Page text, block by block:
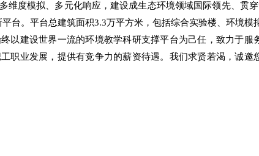
维度模拟、多元化响应，建设成生态环境领域国际领先、贯
台。平台总建筑面积3.3万平方米，包括综合实验楼、环境模
以建设世界一流的环境教学科研支撑平台为己任，致力于服
职业发展，提供有竞争力的薪资待遇。我们求贤若渴，诚邀